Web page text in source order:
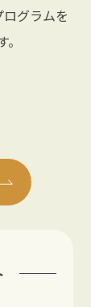
グラムを